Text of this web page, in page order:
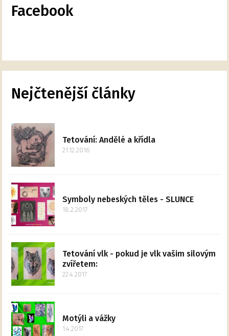
Facebook
Nejčtenější články
Tetování: Andělé a křídla
21.12.2016
Symboly nebeských těles - SLUNCE
18.2.2017
Tetování vlk - pokud je vlk vašim silovým
zvířetem:
22.4.2017
Motýli a vážky
1.4.2017